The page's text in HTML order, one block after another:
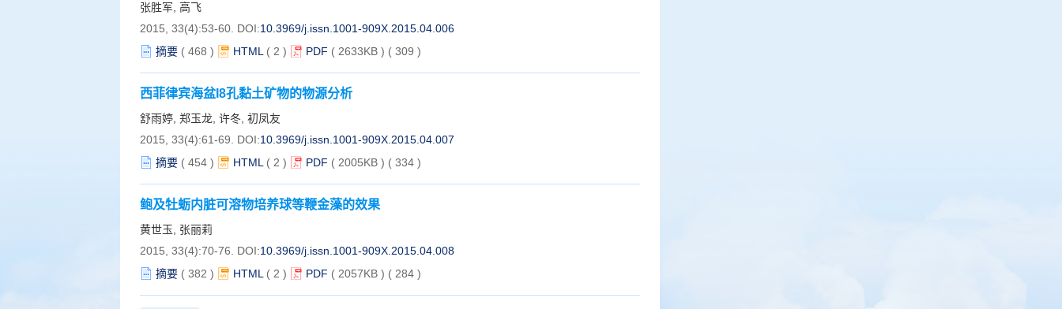
张胜军, 高飞
2015, 33(4):53-60. DOI:10.3969/j.issn.1001-909X.2015.04.006
摘要 ( 468 ) HTML ( 2 ) PDF ( 2633KB ) ( 309 )
西菲律宾海盆I8孔黏土矿物的物源分析
舒雨婷, 郑玉龙, 许冬, 初凤友
2015, 33(4):61-69. DOI:10.3969/j.issn.1001-909X.2015.04.007
摘要 ( 454 ) HTML ( 2 ) PDF ( 2005KB ) ( 334 )
鲍及牡蛎内脏可溶物培养球等鞭金藻的效果
黄世玉, 张丽莉
2015, 33(4):70-76. DOI:10.3969/j.issn.1001-909X.2015.04.008
摘要 ( 382 ) HTML ( 2 ) PDF ( 2057KB ) ( 284 )